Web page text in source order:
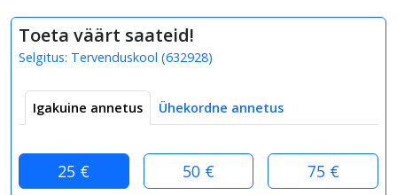
Toeta väärt saateid!
Selgitus: Tervenduskool (632928)
Igakuine annetus Ühekordne annetus
25 € 50 € 75 €